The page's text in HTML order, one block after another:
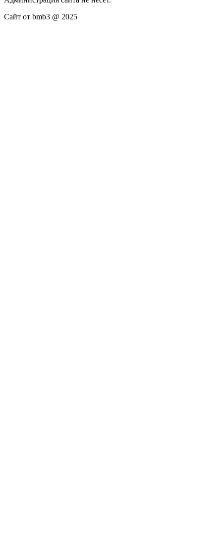
Сайт от bmb3 @ 2025